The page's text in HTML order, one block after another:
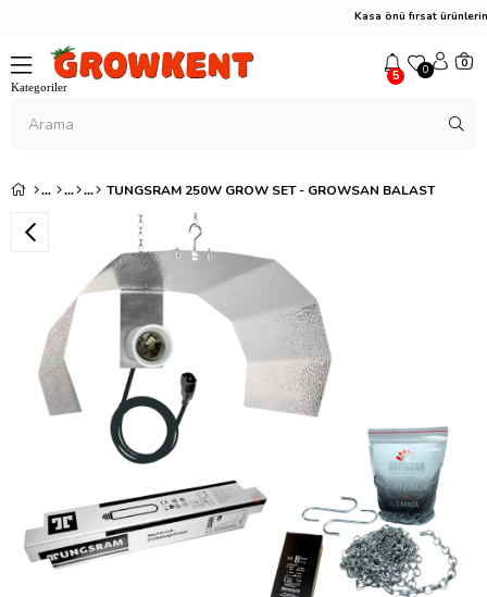
Kasa önü fırsat
5 0 0
TUNGSRAM 250W GROW SET - GROWSAN BALAST